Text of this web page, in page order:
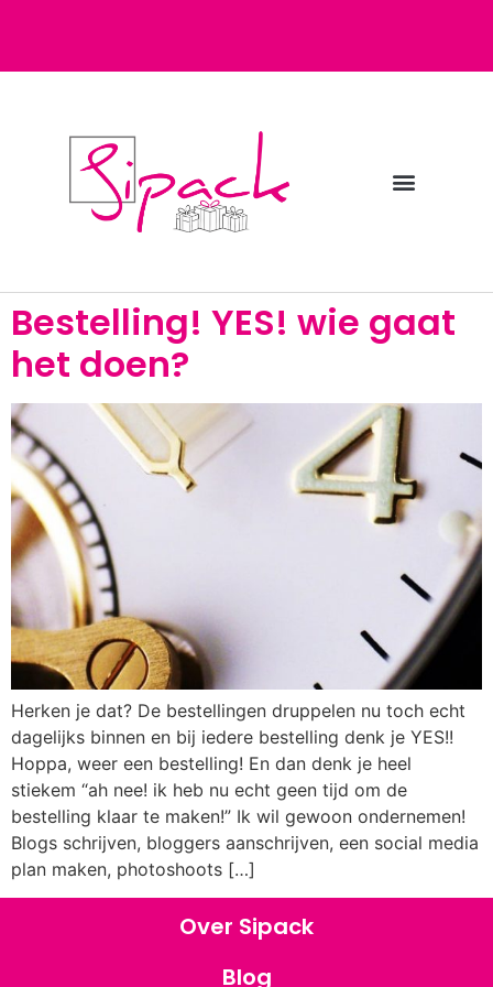
Bestelling! YES! wie gaat
het doen?
Herken je dat? De bestellingen druppelen nu toch echt
dagelijks binnen en bij iedere bestelling denk je YES!!
Hoppa, weer een bestelling! En dan denk je heel
stiekem “ah nee! ik heb nu echt geen tijd om de
bestelling klaar te maken!” Ik wil gewoon ondernemen!
Blogs schrijven, bloggers aanschrijven, een social media
plan maken, photoshoots […]
Over Sipack
Blog